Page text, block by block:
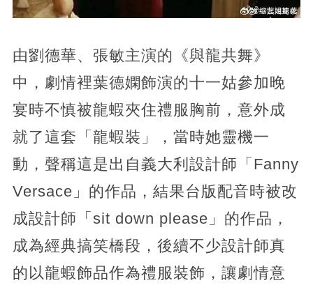
由劉德華、張敏主演的《與龍共舞》
中，劇情裡葉德嫻飾演的十一姑參加晚
宴時不慎被龍蝦夾住禮服胸前，意外成
就了這套「龍蝦裝」，當時她靈機一
動，聲稱這是出自義大利設計師「Fanny
Versace」的作品，結果台版配音時被改
成設計師「sit down please」的作品，
成為經典搞笑橋段，後續不少設計師真
的以龍蝦飾品作為禮服裝飾，讓劇情意